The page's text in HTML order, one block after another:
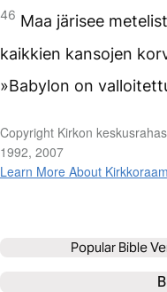
46 Maa järisee
kaikkien kansojen
»Babylon on
Copyright Kirkon
1992, 2007
Learn More About
Popular Bible